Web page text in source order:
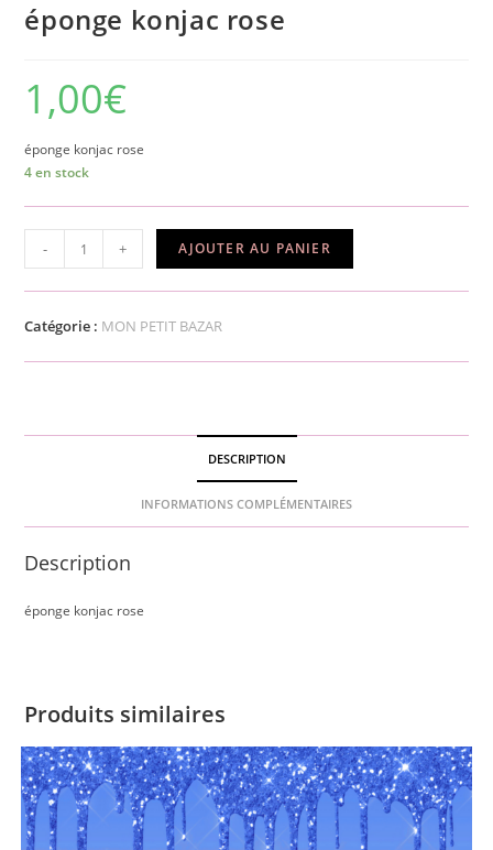
éponge konjac rose
1,00€
éponge konjac rose
4 en stock
quantité
de
éponge
konjac
- + AJOUTER AU PANIER
Catégorie : MON PETIT BAZAR
DESCRIPTION
INFORMATIONS COMPLÉMENTAIRES
Description
éponge konjac rose
Produits similaires